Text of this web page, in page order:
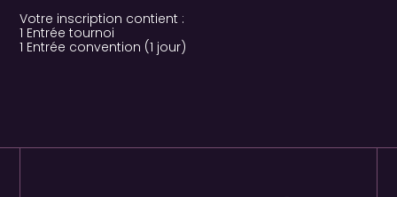
Votre inscription contient :
1 Entrée tournoi
1 Entrée convention (1 jour)